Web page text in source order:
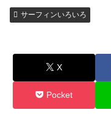
サーフィンいろいろ
X
Pocket